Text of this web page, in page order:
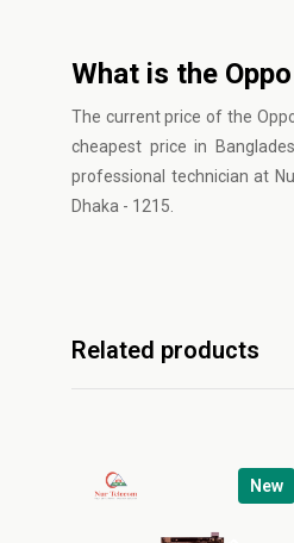
What is the
The current price of the
cheapest price in
professional technician at
Dhaka - 1215.
Related products
New